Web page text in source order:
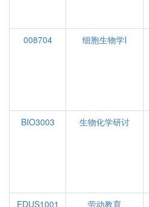
008704
细胞生物学I
BIO3003
生物化学研讨
EDUS1001
劳动教育